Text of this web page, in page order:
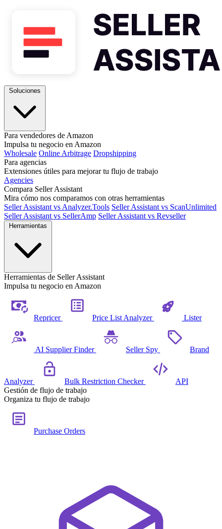
Para vendedores de Amazon
Impulsa tu negocio en Amazon
Wholesale Online Arbitrage Dropshipping
Para agencias
Extensiones útiles para mejorar tu flujo de trabajo
Agencies
Compara Seller Assistant
Mira cómo nos comparamos con otras herramientas
Seller Assistant vs Analyzer.Tools Seller Assistant vs ScanUnlimited
Seller Assistant vs SellerAmp Seller Assistant vs Revseller
Herramientas de Seller Assistant
Impulsa tu negocio en Amazon
Repricer Price List Analyzer Lister
AI Supplier Finder Seller Spy Brand
Analyzer Bulk Restriction Checker
API
Gestión de flujo de trabajo
Organiza tu flujo de trabajo
Purchase Orders